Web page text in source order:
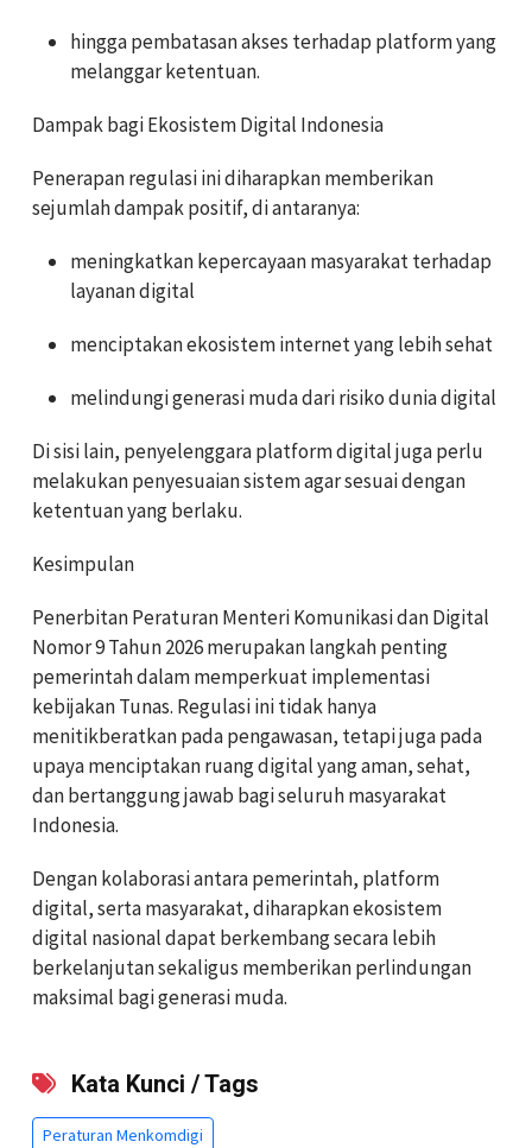
hingga pembatasan akses terhadap platform yang
melanggar ketentuan.
Dampak bagi Ekosistem Digital Indonesia
Penerapan regulasi ini diharapkan memberikan
sejumlah dampak positif, di antaranya:
meningkatkan kepercayaan masyarakat terhadap
layanan digital
menciptakan ekosistem internet yang lebih sehat
melindungi generasi muda dari risiko dunia digital
Di sisi lain, penyelenggara platform digital juga perlu
melakukan penyesuaian sistem agar sesuai dengan
ketentuan yang berlaku.
Kesimpulan
Penerbitan Peraturan Menteri Komunikasi dan Digital
Nomor 9 Tahun 2026 merupakan langkah penting
pemerintah dalam memperkuat implementasi
kebijakan Tunas. Regulasi ini tidak hanya
menitikberatkan pada pengawasan, tetapi juga pada
upaya menciptakan ruang digital yang aman, sehat,
dan bertanggung jawab bagi seluruh masyarakat
Indonesia.
Dengan kolaborasi antara pemerintah, platform
digital, serta masyarakat, diharapkan ekosistem
digital nasional dapat berkembang secara lebih
berkelanjutan sekaligus memberikan perlindungan
maksimal bagi generasi muda.
Kata Kunci / Tags
Peraturan Menkomdigi